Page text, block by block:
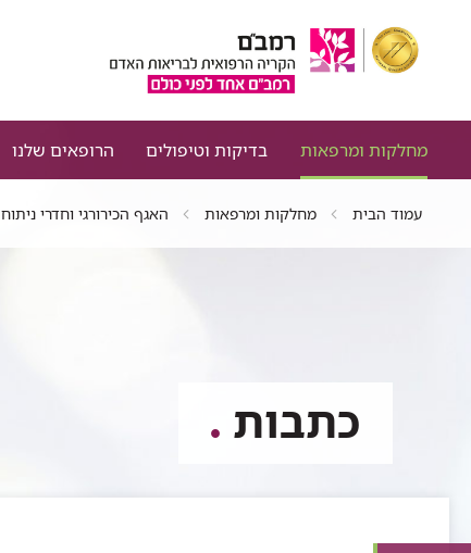
מחלקות ומרפאות בדיקות וטיפולים הרופאים שלנו
עמוד הבית מחלקות ומרפאות האגף הכירורגי וחדרי ניתוח
כתבות